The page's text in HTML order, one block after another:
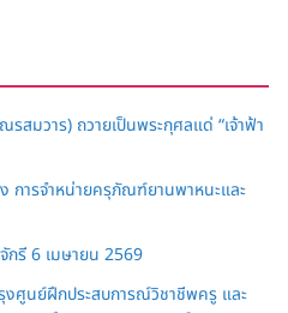
มวาร) ถวายเป็นพระกุศลแด่ “เจ้าฟ้า
การจำหน่ายครุภัณฑ์ยานพาหนะและ
กรี 6 เมษายน 2569
งศูนย์ฝึกประสบการณ์วิชาชีพครู และ